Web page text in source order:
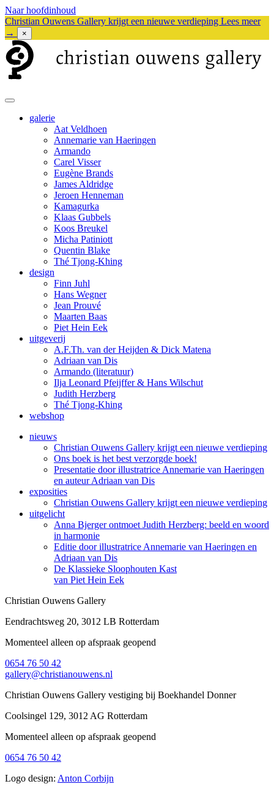
Naar hoofdinhoud
Christian Ouwens Gallery krijgt een nieuwe verdieping Lees meer
→
×
galerie
Aat Veldhoen
Annemarie van Haeringen
Armando
Carel Visser
Eugène Brands
James Aldridge
Jeroen Henneman
Kamagurka
Klaas Gubbels
Koos Breukel
Micha Patiniott
Quentin Blake
Thé Tjong-Khing
design
Finn Juhl
Hans Wegner
Jean Prouvé
Maarten Baas
Piet Hein Eek
uitgeverij
A.F.Th. van der Heijden & Dick Matena
Adriaan van Dis
Armando (literatuur)
Ilja Leonard Pfeijffer & Hans Wilschut
Judith Herzberg
Thé Tjong-Khing
webshop
nieuws
Christian Ouwens Gallery krijgt een nieuwe verdieping
Ons boek is het best verzorgde boek!
Presentatie door illustratrice Annemarie van Haeringen
en auteur Adriaan van Dis
exposities
Christian Ouwens Gallery krijgt een nieuwe verdieping
uitgelicht
Anna Bjerger ontmoet Judith Herzberg: beeld en woord
in harmonie
Editie door illustratrice Annemarie van Haeringen en
Adriaan van Dis
De Klassieke Sloophouten Kast
van Piet Hein Eek
Christian Ouwens Gallery
Eendrachtsweg 20, 3012 LB Rotterdam
Momenteel alleen op afspraak geopend
0654 76 50 42
gallery@christianouwens.nl
Christian Ouwens Gallery vestiging bij Boekhandel Donner
Coolsingel 129, 3012 AG Rotterdam
Momenteel alleen op afspraak geopend
0654 76 50 42
Logo design: Anton Corbijn